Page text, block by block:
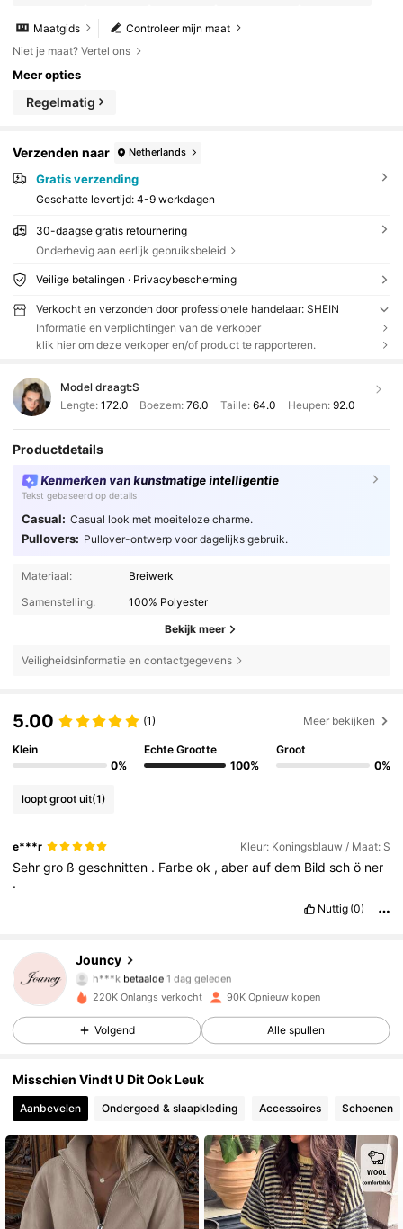
Controleer mijn maat
Maatgids
Niet je maat? Vertel ons
Meer opties
Regelmatig
Verzenden naar Netherlands
Gratis verzending
Geschatte levertijd: 4-9 werkdagen
30-daagse gratis retournering
Onderhevig aan eerlijk gebruiksbeleid
Veilige betalingen · Privacybescherming
Verkocht en verzonden door professionele handelaar: SHEIN
Informatie en verplichtingen van de verkoper
klik hier om deze verkoper en/of product te rapporteren.
Model draagt:S
Lengte: 172.0 Boezem:76.0 Taille: 64.0 Heupen: 92.0
Productdetails
Kenmerken van kunstmatige intelligentie
Tekst gebaseerd op details
Casual: Casual look met moeiteloze charme.
Pullovers: Pullover-ontwerp voor dagelijks gebruik.
Materiaal:
Breiwerk
Samenstelling:
100% Polyester
Bekijk meer
Veiligheidsinformatie en contactgegevens
5.00 (1) Meer bekijken
Klein
0%
Echte Grootte
100%
Groot
0%
loopt groot uit(1)
e***r Kleur: Koningsblauw / Maat: S
Sehrgro ßgeschnitten . Farbeok ,aberaufdem Bildschö ner
.
Nuttig (0)
Jouncy
4.79
81K Volgers
h***k betaalde 1 dag geleden
d***a gevolgd 9 uur geleden
4.79 81K Volgers
4.79 81K Volgers
4.79 81K Volgers
4.79 81K Volgers
220K Onlangs verkocht 90K Opnieuw kopen
Volgend Alle spullen
Misschien Vindt U Dit Ook Leuk
Aanbevelen Ondergoed & slaapkleding Accessoires Schoenen